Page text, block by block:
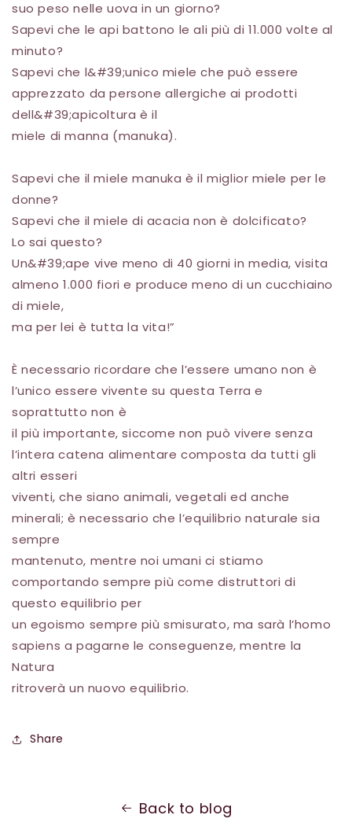
suo peso nelle uova in un giorno?
Sapevi che le api battono le ali più di 11.000 volte al
minuto?
Sapevi che l&#39;unico miele che può essere
apprezzato da persone allergiche ai prodotti
dell&#39;apicoltura è il
miele di manna (manuka).
Sapevi che il miele manuka è il miglior miele per le
donne?
Sapevi che il miele di acacia non è dolcificato?
Lo sai questo?
Un&#39;ape vive meno di 40 giorni in media, visita
almeno 1.000 fiori e produce meno di un cucchiaino
di miele,
ma per lei è tutta la vita!”
È necessario ricordare che l’essere umano non è
l’unico essere vivente su questa Terra e
soprattutto non è
il più importante, siccome non può vivere senza
l’intera catena alimentare composta da tutti gli
altri esseri
viventi, che siano animali, vegetali ed anche
minerali; è necessario che l’equilibrio naturale sia
sempre
mantenuto, mentre noi umani ci stiamo
comportando sempre più come distruttori di
questo equilibrio per
un egoismo sempre più smisurato, ma sarà l’homo
sapiens a pagarne le conseguenze, mentre la
Natura
ritroverà un nuovo equilibrio.
Share
Back to blog